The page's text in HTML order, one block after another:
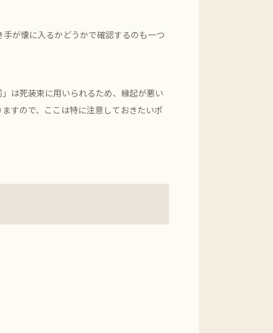
が懐に入るかどうかで確認するのも一つ
は死装束に用いられるため、縁起が悪い
すので、ここは特に注意しておきたいポ